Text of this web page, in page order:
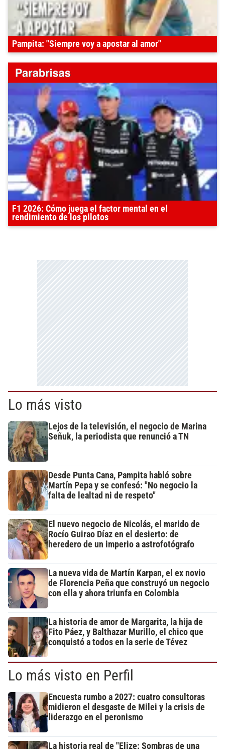
Pampita: "Siempre voy a apostar al amor"
F1 2026: Cómo juega el factor mental en el
rendimiento de los pilotos
Lo más visto
Lejos de la televisión, el negocio de Marina
Señuk, la periodista que renunció a TN
Desde Punta Cana, Pampita habló sobre
Martín Pepa y se confesó: "No negocio la
falta de lealtad ni de respeto"
El nuevo negocio de Nicolás, el marido de
Rocío Guirao Díaz en el desierto: de
heredero de un imperio a astrofotógrafo
La nueva vida de Martín Karpan, el ex novio
de Florencia Peña que construyó un negocio
con ella y ahora triunfa en Colombia
La historia de amor de Margarita, la hija de
Fito Páez, y Balthazar Murillo, el chico que
conquistó a todos en la serie de Tévez
Lo más visto en Perfil
Encuesta rumbo a 2027: cuatro consultoras
midieron el desgaste de Milei y la crisis de
liderazgo en el peronismo
La historia real de "Elize: Sombras de una